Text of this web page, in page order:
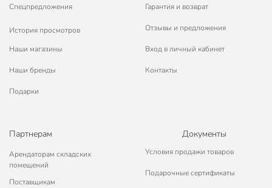
Спецпредложения
История просмотров
Наши магазины
Наши бренды
Подарки
Гарантия и возврат
Отзывы и предложения
Вход в личный кабинет
Контакты
Партнерам
Арендаторам складских
помещений
Поставщикам
Документы
Условия продажи товаров
Подарочные сертификаты